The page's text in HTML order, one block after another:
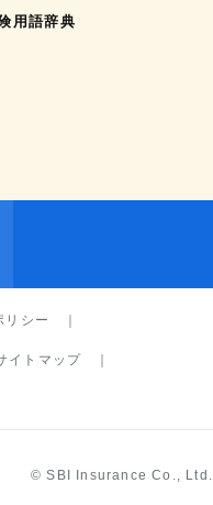
用語辞典
リシー
イトマップ
© SBI Insurance Co., Ltd.